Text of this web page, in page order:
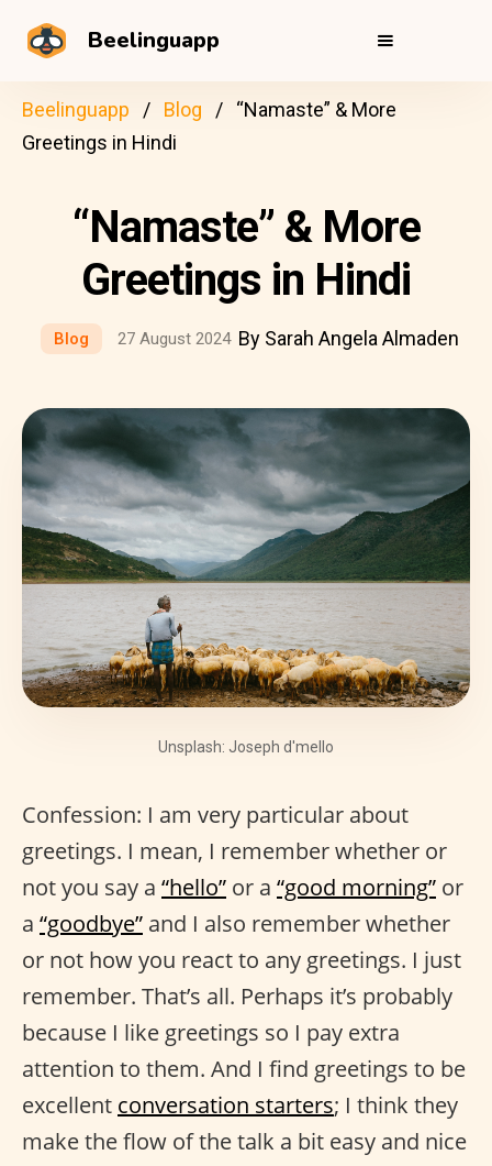
Beelinguapp
Beelinguapp Blog
“Namaste” & More
Greetings in Hindi
“Namaste” & More
Greetings in Hindi
Blog 27 August 2024 By Sarah Angela Almaden
Unsplash: Joseph d'mello
Confession: I am very particular about
greetings. I mean, I remember whether or
not you say a “hello” or a “good morning” or
a “goodbye” and I also remember whether
or not how you react to any greetings. I just
remember. That’s all. Perhaps it’s probably
because I like greetings so I pay extra
attention to them. And I find greetings to be
excellent conversation starters; I think they
make the flow of the talk a bit easy and nice